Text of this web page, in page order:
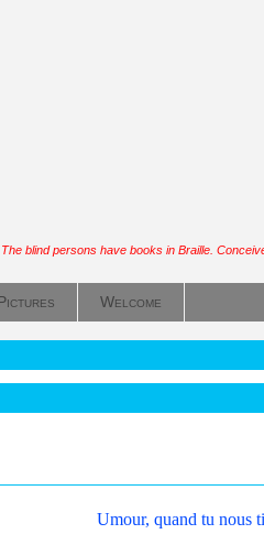
The blind persons have books in Braille.
Welcome
Umour, quand tu nous